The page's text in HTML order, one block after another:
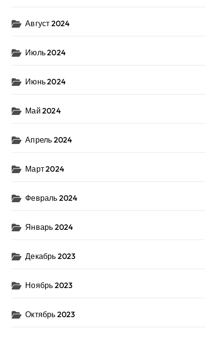
Август 2024
Июль 2024
Июнь 2024
Май 2024
Апрель 2024
Март 2024
Февраль 2024
Январь 2024
Декабрь 2023
Ноябрь 2023
Октябрь 2023